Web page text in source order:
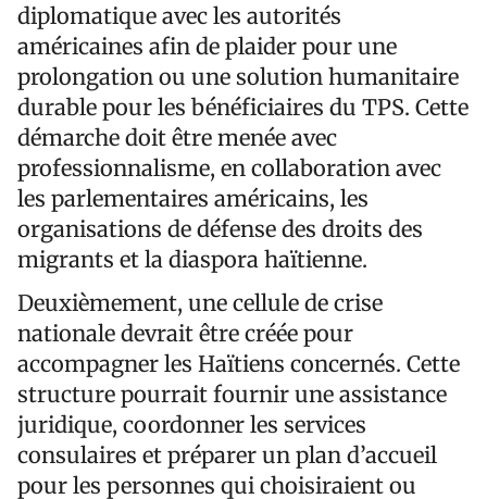
diplomatique avec les autorités
américaines afin de plaider pour une
prolongation ou une solution humanitaire
durable pour les bénéficiaires du TPS. Cette
démarche doit être menée avec
professionnalisme, en collaboration avec
les parlementaires américains, les
organisations de défense des droits des
migrants et la diaspora haïtienne.
Deuxièmement, une cellule de crise
nationale devrait être créée pour
accompagner les Haïtiens concernés. Cette
structure pourrait fournir une assistance
juridique, coordonner les services
consulaires et préparer un plan d’accueil
pour les personnes qui choisiraient ou